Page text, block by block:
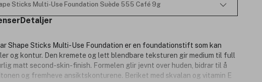
Sticks Multi-Use Foundation Suède 555 Café 9g
Detaljer
Shape Sticks Multi-Use Foundation er en foundationstift som kan
og kontur. Den kremete og lett blendbare teksturen gir medium til full
matt second-skin-finish. Formelen glir jevnt over huden, bidrar til å
og fremheve ansiktskonturene. Beriket med skvalan og vitamin E